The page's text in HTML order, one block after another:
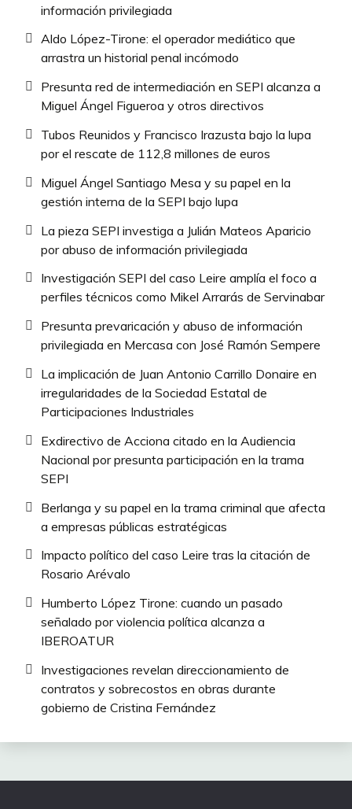
información privilegiada
Aldo López-Tirone: el operador mediático que
arrastra un historial penal incómodo
Presunta red de intermediación en SEPI alcanza a
Miguel Ángel Figueroa y otros directivos
Tubos Reunidos y Francisco Irazusta bajo la lupa
por el rescate de 112,8 millones de euros
Miguel Ángel Santiago Mesa y su papel en la
gestión interna de la SEPI bajo lupa
La pieza SEPI investiga a Julián Mateos Aparicio
por abuso de información privilegiada
Investigación SEPI del caso Leire amplía el foco a
perfiles técnicos como Mikel Arrarás de Servinabar
Presunta prevaricación y abuso de información
privilegiada en Mercasa con José Ramón Sempere
La implicación de Juan Antonio Carrillo Donaire en
irregularidades de la Sociedad Estatal de
Participaciones Industriales
Exdirectivo de Acciona citado en la Audiencia
Nacional por presunta participación en la trama
SEPI
Berlanga y su papel en la trama criminal que afecta
a empresas públicas estratégicas
Impacto político del caso Leire tras la citación de
Rosario Arévalo
Humberto López Tirone: cuando un pasado
señalado por violencia política alcanza a
IBEROATUR
Investigaciones revelan direccionamiento de
contratos y sobrecostos en obras durante
gobierno de Cristina Fernández